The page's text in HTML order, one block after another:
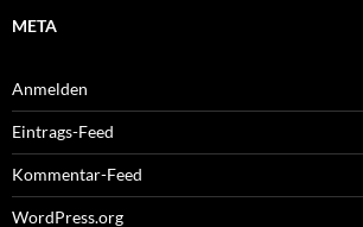
META
Anmelden
Eintrags-Feed
Kommentar-Feed
WordPress.org